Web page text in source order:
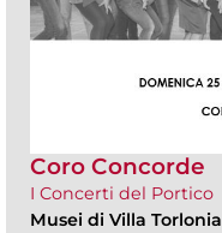
Coro Concorde
I Concerti del Portico
Musei di Villa Torlonia